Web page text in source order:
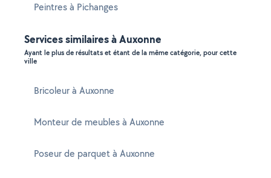
Peintres à Pichanges
Services similaires à Auxonne
Ayant le plus de résultats et étant de la même catégorie, pour cette
ville
Bricoleur à Auxonne
Monteur de meubles à Auxonne
Poseur de parquet à Auxonne